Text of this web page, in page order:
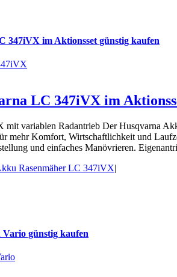
347iVX im Aktionsset günstig kaufen
LC 347iVX im
variablen Radantrieb Der Husqvarna
mehr Komfort, Wirtschaftlichkeit und
und einfaches Manövrieren.
Rasenmäher LC 347iVX|
Vario günstig kaufen